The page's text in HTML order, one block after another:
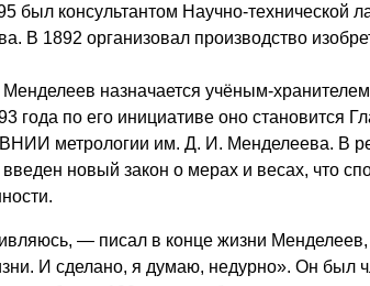
был консультантом Научно-технической
В 1892 организовал производство
Менделеев назначается учёным-
года по его инициативе оно становится
метрологии им. Д. И. Менделеева. В
новый закон о мерах и весах, что
— писал в конце жизни
И сделано, я думаю, недурно». Он был